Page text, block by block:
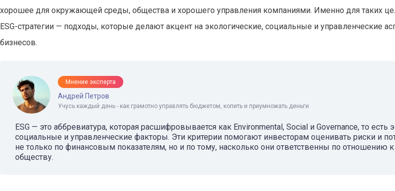
хорошее для окружающей среды, общества и хорошего управления компаниями. Именно для таких
ESG-стратегии — подходы, которые делают акцент на экологические, социальные и управленческие
бизнесов.
Мнение эксперта
Андрей Петров
Учусь каждый день - как грамотно управлять бюджетом, копить и приумножать деньги
ESG — это аббревиатура, которая расшифровывается как Environmental, Social и Governance, то есть
социальные и управленческие факторы. Эти критерии помогают инвесторам оценивать риски и
не только по финансовым показателям, но и по тому, насколько они ответственны по отношению к
обществу.